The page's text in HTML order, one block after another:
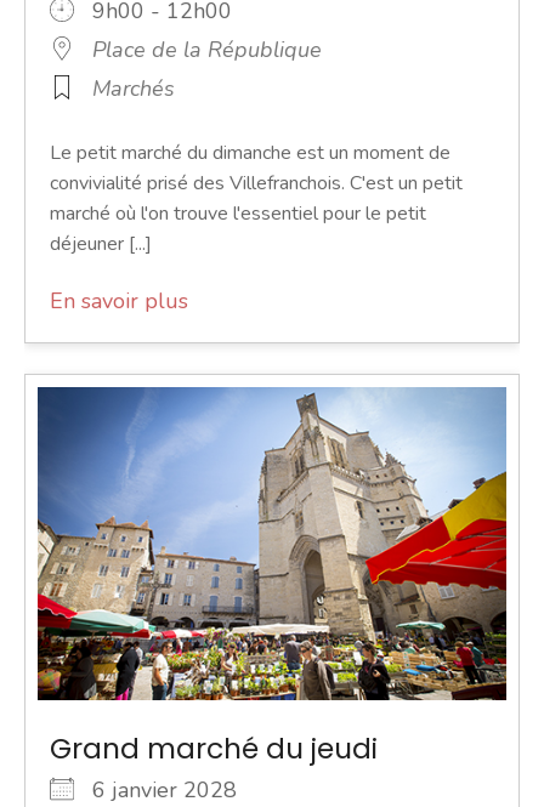
9h00 - 12h00
Place de la République
Marchés
Le petit marché du dimanche est un moment de
convivialité prisé des Villefranchois. C'est un petit
marché où l'on trouve l'essentiel pour le petit
déjeuner [...]
En savoir plus
Grand marché du jeudi
6 janvier 2028